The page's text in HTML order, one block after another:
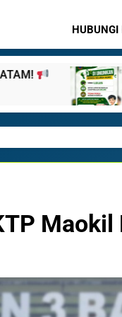
TIDAK